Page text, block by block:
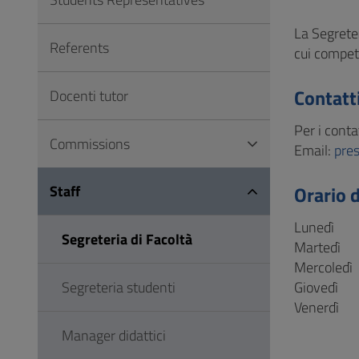
Footer
La
cui
Per i
Email:
Orario
Lunedì
Martedì
Mercoledì
Giovedì
Venerdì
Referents
Docenti tutor
Commissions
Staff
Segreteria di Facoltà
Segreteria studenti
Manager didattici